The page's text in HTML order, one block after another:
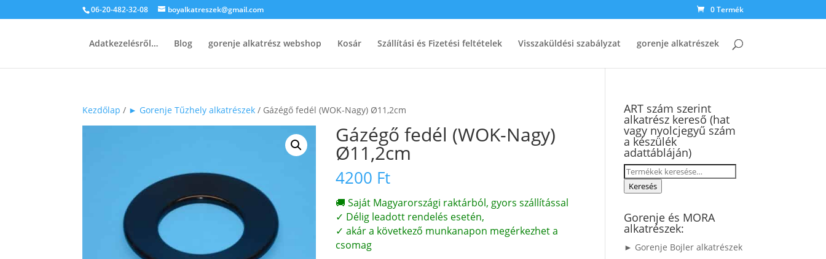
06-20-482-32-08 boyalkatreszek@gmail.com 0 Termék
Adatkezelésről… Blog gorenje alkatrész webshop Kosár Szállítási és Fizetési feltételek Visszaküldési szabályzat gorenje alkatrészek
Kezdőlap / ► Gorenje Tűzhely alkatrészek / Gázégő fedél (WOK-Nagy) Ø11,2cm
Gázégő fedél (WOK-Nagy)
Ø11,2cm
4200 Ft
🚚 Saját Magyarországi raktárból, gyors szállítással
✓ Délig leadott rendelés esetén,
✓ akár a következő munkanapon megérkezhet a
csomag
ART szám szerint
alkatrész kereső (hat
vagy nyolcjegyű szám
a készülék
adattábláján)
Keresés
a Keresés
Gorenje és MORA
alkatrészek:
► Gorenje Bojler alkatrészek